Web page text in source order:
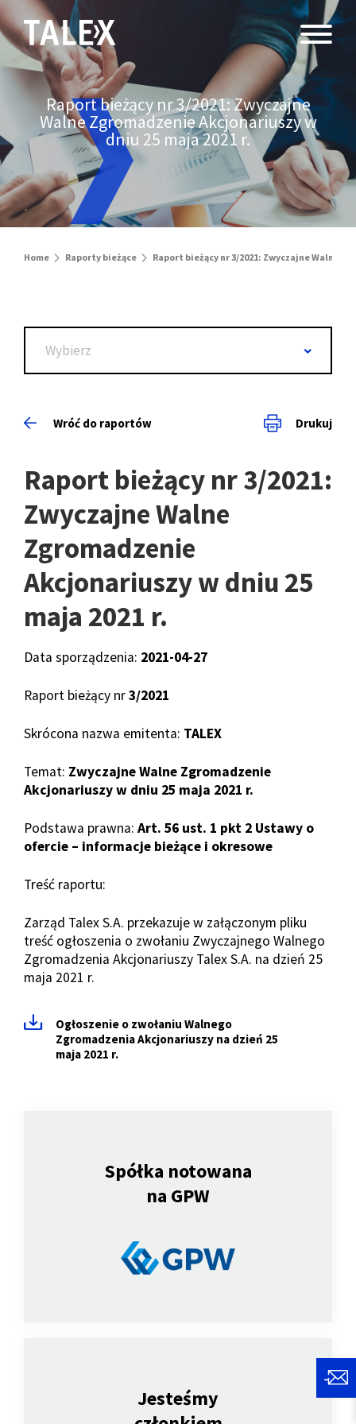
Raport bieżący nr 3/2021: Zwyczajne
Walne Zgromadzenie Akcjonariuszy w
dniu 25 maja 2021 r.
Home Raporty bieżące Raport bieżący nr 3/2021: Zwyczajne Walne
Wybierz
Wróć do raportów Drukuj
Raport bieżący nr 3/2021:
Zwyczajne Walne
Zgromadzenie
Akcjonariuszy w dniu 25
maja 2021 r.
Data sporządzenia: 2021-04-27
Raport bieżący nr3/2021
Skrócona nazwa emitenta: TALEX
Temat: Zwyczajne Walne Zgromadzenie
Akcjonariuszy w dniu 25 maja 2021 r.
Podstawa prawna: Art. 56 ust. 1 pkt 2 Ustawy o
ofercie – informacje bieżące i okresowe
Treść raportu:
Zarząd Talex S.A. przekazuje w załączonym pliku
treść ogłoszenia o zwołaniu Zwyczajnego Walnego
Zgromadzenia Akcjonariuszy Talex S.A. na dzień 25
maja 2021 r.
Ogłoszenie o zwołaniu Walnego
Zgromadzenia Akcjonariuszy na dzień 25
maja 2021 r.
Spółka notowana
na GPW
Jesteśmy